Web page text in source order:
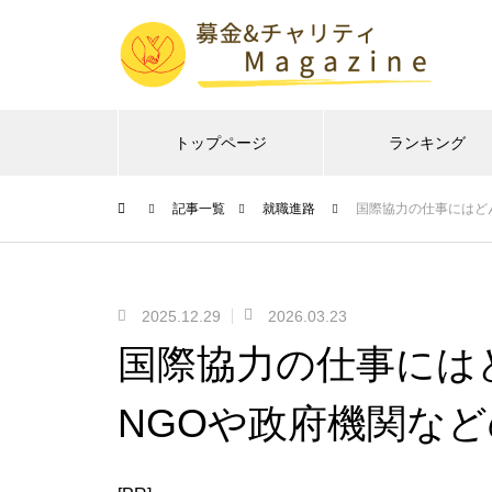
トップページ ランキング
記事一覧 就職進路 国際協力の仕事には
2025.12.29 2026.03.23
国際協力の仕事に
NGOや政府機関な